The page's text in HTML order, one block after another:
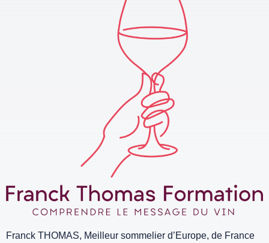
Franck THOMAS, Meilleur sommelier d’Europe, de France